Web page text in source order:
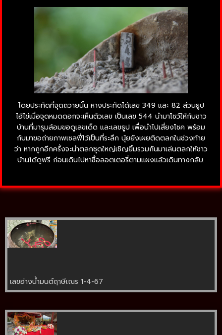
โดยประทัดที่จุดถวายนั้น หางประทัดได้เลข 349 และ 82 ส่วนธูป
ไอ้ไข่เมื่อจุดหมดดอกจะเห็นตัวเลข เป็นเลข 544 นำมาโชว์ให้กับชาว
บ้านที่มารุมล้อมขอดูเลขเด็ด และเลขธูป เพื่อนำไปเสี่ยงโชค พร้อม
กับมาขอถ่ายภาพเซลฟี่ไว้เป็นที่ระลึก นุ้ยยังเผยติดตลกในช่วงท้าย
ว่า หากถูกอีกครั้งจะนำตลกชุดใหญ่เชิญยิ้มรวมกันมาเล่นตลกให้ชาว
บ้านได้ดูฟรี ก่อนเดินไปหาซื้อลอตเตอรี่ตามแผงแล้วเดินทางกลับ.
เลขอ่างน้ำมนต์ฤาษีเณร 1-4-67